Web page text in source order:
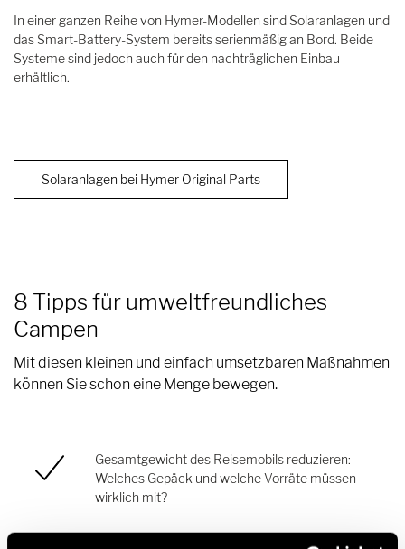
In einer ganzen Reihe von Hymer-Modellen sind Solaranlagen und
das Smart-Battery-System bereits serienmäßig an Bord. Beide
Systeme sind jedoch auch für den nachträglichen Einbau
erhältlich.
Solaranlagen bei Hymer Original Parts
8 Tipps für umweltfreundliches
Campen
Mit diesen kleinen und einfach umsetzbaren Maßnahmen
können Sie schon eine Menge bewegen.
Gesamtgewicht des Reisemobils reduzieren:
Welches Gepäck und welche Vorräte müssen
wirklich mit?